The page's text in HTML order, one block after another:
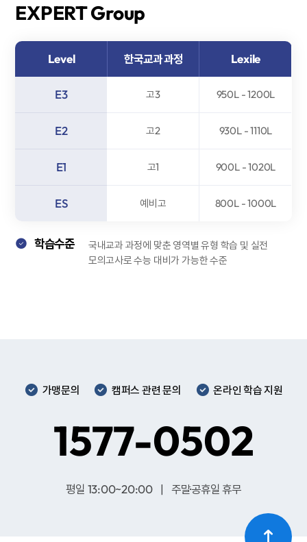
EXPERTGroup
Level 한국교과 과정 Lexile
E3 고3 950L - 1200L
E2 고2 930L - 1110L
E1 고1 900L - 1020L
ES 예비고 800L - 1000L
학습수준
국내교과 과정에 맞춘 영역별 유형 학습 및 실전
모의고사로 수능 대비가 가능한 수준
가맹문의 캠퍼스 관련 문의 온라인 학습 지원
1577-0502
평일 13:00~20:00 | 주말·공휴일 휴무